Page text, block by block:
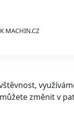
MACHIN.CZ
změnit v